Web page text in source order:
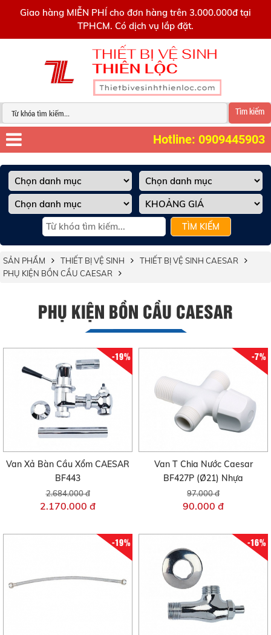
Giao hàng MIỄN PHÍ cho đơn hàng trên 3.000.000đ tại
TPHCM. Có dịch vụ lắp đặt.
Tìm kiếm
Hotline: 0909445903
TÌM KIẾM
SẢN PHẨM THIẾT BỊ VỆ SINH
THIẾT BỊ VỆ SINH CAESAR
PHỤ KIỆN BỒN CẦU CAESAR
PHỤ KIỆN BỒN CẦU CAESAR
-19%
Van Xả Bàn Cầu Xổm CAESAR
BF443
2.684.000 đ
2.170.000 đ
-7%
Van T Chia Nước Caesar
BF427P (Ø21) Nhựa
97.000 đ
90.000 đ
-19% -16%
0909445903